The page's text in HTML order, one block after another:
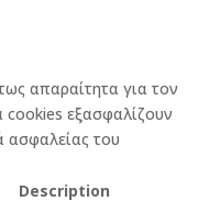
απαραίτητα για τον
cookies εξασφαλίζουν
ασφαλείας του
Description